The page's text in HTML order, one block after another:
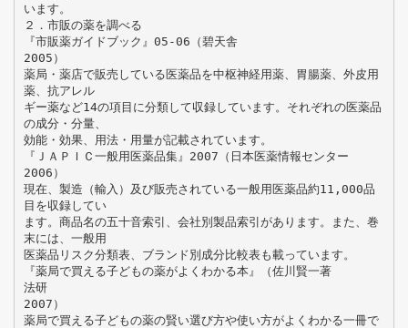
います。
２．市販の薬を調べる
『市販薬ガイドブック』05-06（碧天舎
2005）
薬局・薬店で販売している医薬品を中枢神経用薬、胃腸薬、外皮用
薬、抗アレル
ギー薬など14の項目に分類して収録しています。それぞれの医薬品
の成分・分量、
効能・効果、用法・用量が記載されています。
『ＪＡＰＩＣ一般用医薬品集』2007（日本医薬情報センター
2006）
現在、製造（輸入）及び販売されている一般用医薬品約11,000品
目を収録してい
ます。商品名の五十音索引、会社別製品索引があります。また、巻
末には、一般用
医薬品リスク分類表、ブランド別成分比較表も載っています。
『薬局で買える子どもの薬がよくわかる本』（佐川賢一著
法研
2007）
薬局で買える子どもの薬の賢い選び方や使い方がよくわかる一冊で